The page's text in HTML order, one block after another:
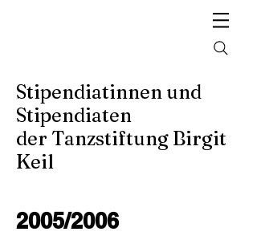
Stipendiatinnen und
Stipendiaten
der Tanzstiftung Birgit
Keil
2005/2006